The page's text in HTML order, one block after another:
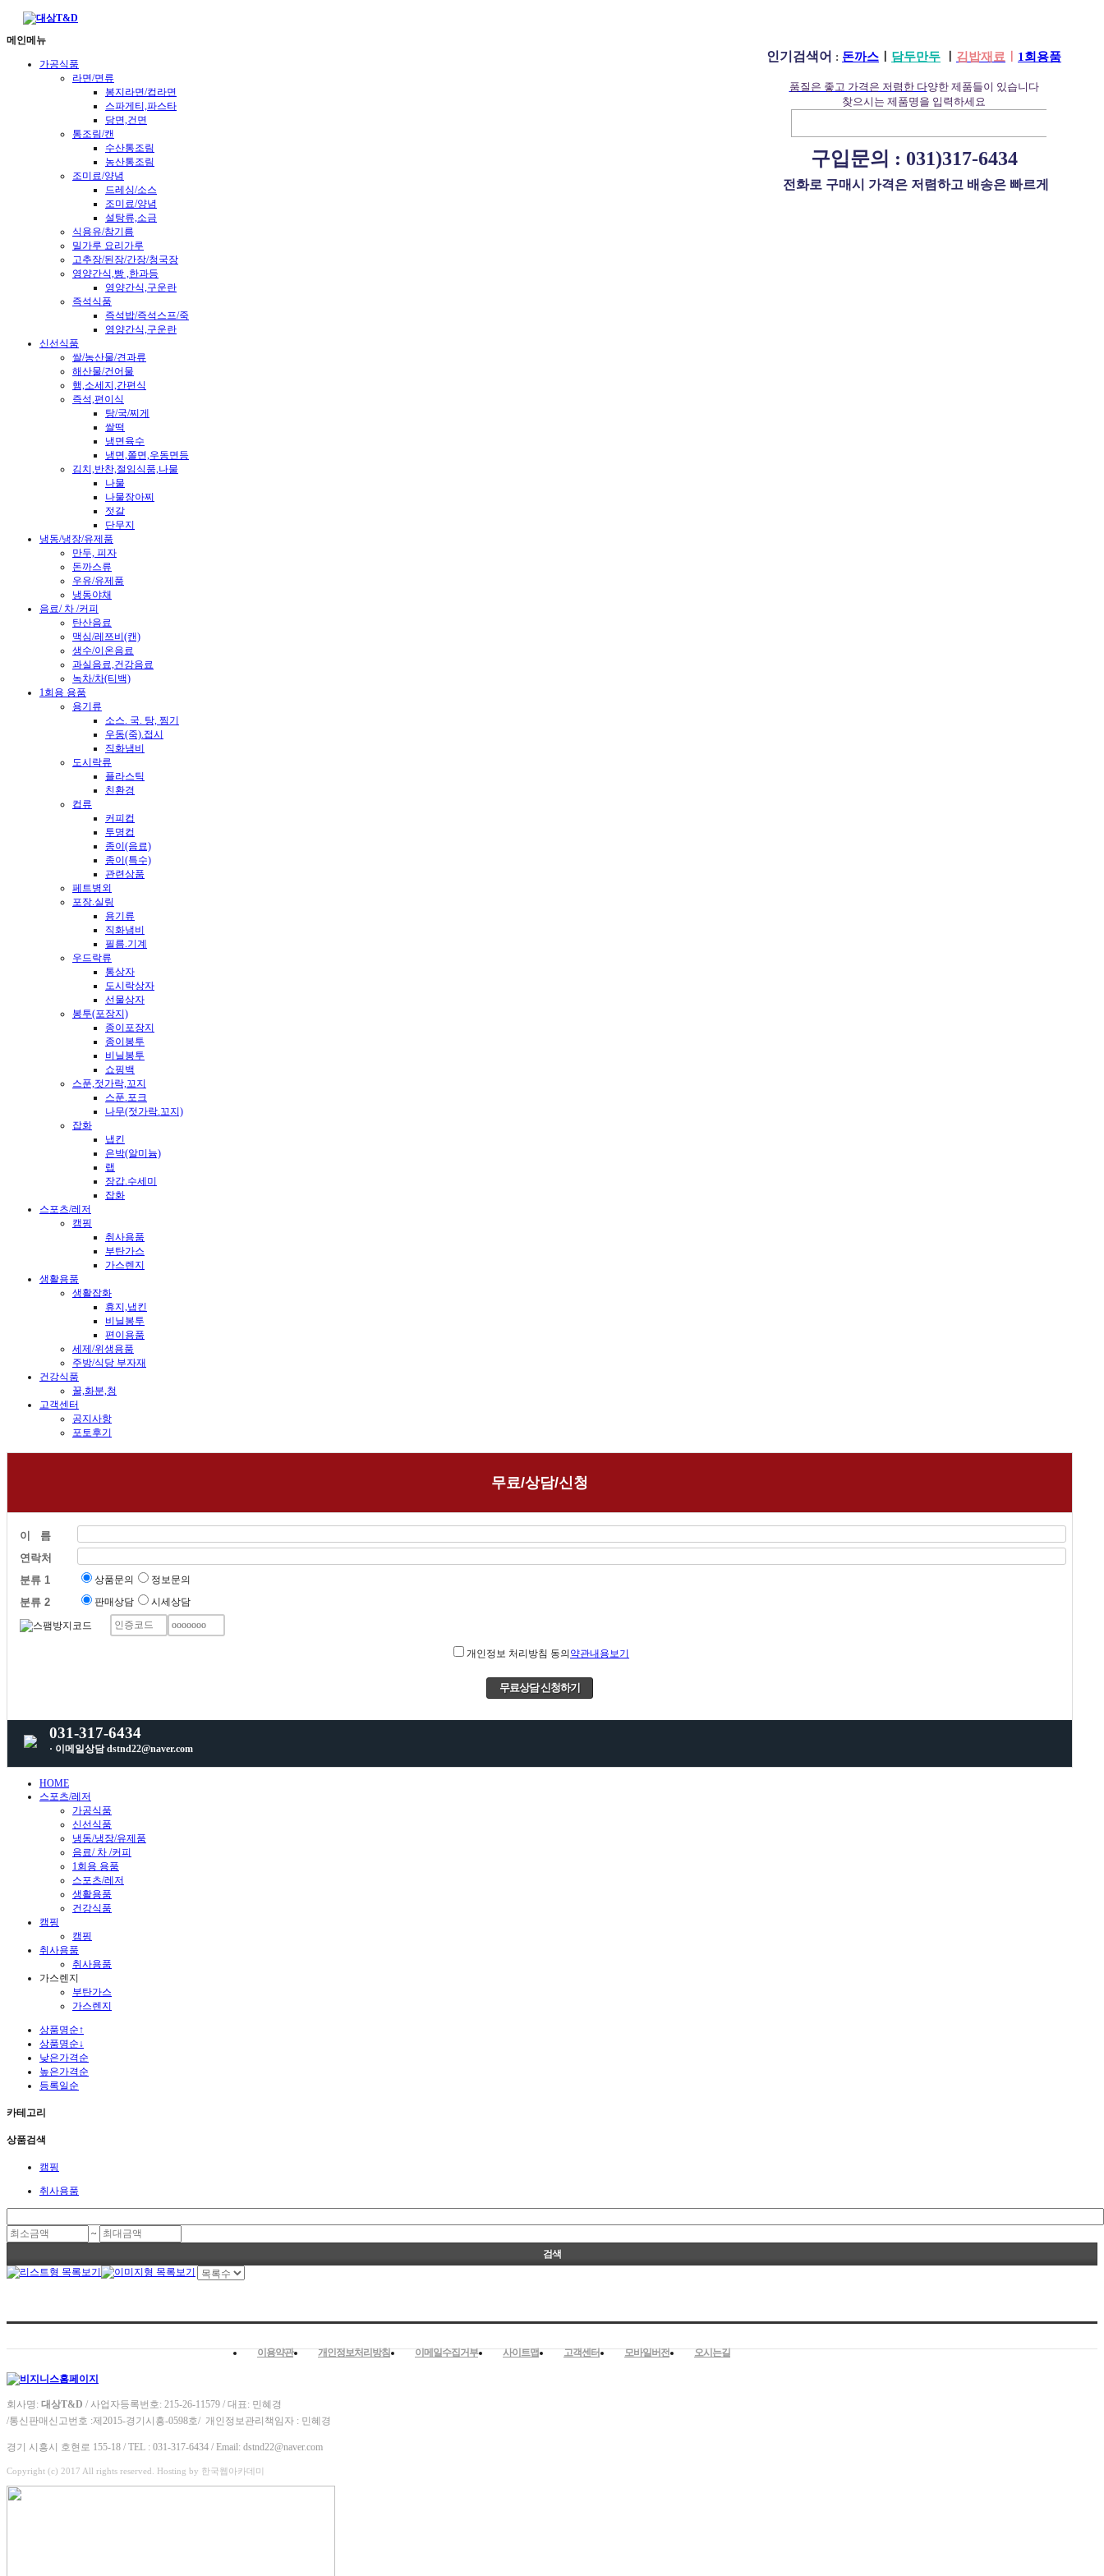
인기검색어 : 돈까스 담두만두 김밥재료 1회용품
품질은 좋고 가격은 저렴한 다양한 제품들이 있습니다
찾으시는 제품명을 입력하세요
구입문의 : 031)317-6434
전화로 구매시 가격은 저렴하고 배송은 빠르게
메인메뉴
가공식품
라면/면류
봉지라면/컵라면
스파게티,파스타
당면,건면
통조림/캔
수산통조림
농산통조림
조미료/양념
드레싱/소스
조미료/양념
설탕류,소금
식용유/참기름
밀가루 요리가루
고추장/된장/간장/청국장
영양간식,빵 ,한과등
영양간식,구운란
즉석식품
즉석밥/즉석스프/죽
영양간식,구운란
신선식품
쌀/농산물/견과류
해산물/건어물
햄,소세지,간편식
즉석,편이식
탕/국/찌게
쌀떡
냉면육수
냉면,쫄면,우동면등
김치,반찬,절임식품,나물
나물
나물장아찌
젓갈
단무지
냉동/냉장/유제품
만두, 피자
돈까스류
우유/유제품
냉동야채
음료/ 차 /커피
탄산음료
맥심/레쯔비(캔)
생수/이온음료
과실음료,건강음료
녹차/차(티백)
1회용 용품
용기류
소스. 국. 탕, 찜기
우동(죽).접시
직화냄비
도시락류
플라스틱
친환경
컵류
커피컵
투명컵
종이(음료)
종이(특수)
관련상품
페트병외
포장.실링
용기류
직화냄비
필름.기계
우드락류
통상자
도시락상자
선물상자
봉투(포장지)
종이포장지
종이봉투
비닐봉투
쇼핑백
스푼,젓가락,꼬지
스푼.포크
나무(젓가락.꼬지)
잡화
냅킨
은박(알미늄)
랩
장갑.수세미
잡화
스포츠/레저
캠핑
취사용품
부탄가스
가스렌지
생활용품
생활잡화
휴지,냅킨
비닐봉투
편이용품
세제/위생용품
주방/식당 부자재
건강식품
꿀,화분,청
고객센터
공지사항
포토후기
무료/상담/신청
이 름
연락처
분류 1
상품문의 정보문의
분류 2 판매상담 시세상담
개인정보 처리방침 동의 약관내용보기
031-317-6434
· 이메일상담 dstnd22@naver.com
HOME
스포츠/레저
가공식품
신선식품
냉동/냉장/유제품
음료/ 차 /커피
1회용 용품
스포츠/레저
생활용품
건강식품
캠핑
캠핑
취사용품
취사용품
가스렌지
부탄가스
가스렌지
상품명순↑
상품명순↓
낮은가격순
높은가격순
등록일순
카테고리
상품검색
캠핑
취사용품
~
이용약관 개인정보처리방침 이메일수집거부 사이트맵 고객센터 모바일버전 오시는길
회사명: 대상T&D / 사업자등록번호: 215-26-11579 / 대표: 민혜경
/통신판매신고번호 :제2015-경기시흥-0598호/ 개인정보관리책임자 : 민혜경
경기 시흥시 호현로 155-18 / TEL : 031-317-6434 / Email: dstnd22@naver.com
Copyright (c) 2017 All rights reserved. Hosting by 한국웹아카데미